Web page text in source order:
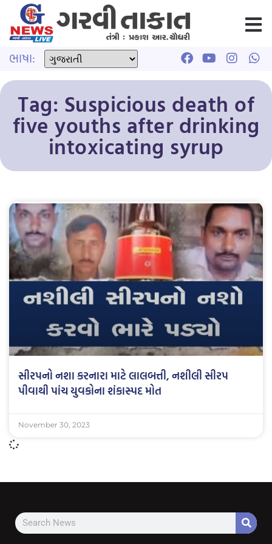
ભાષા:
Tag: Suspicious death of
five youths after drinking
intoxicating syrup
સીરપનો નશા કરનારા માટે લાલબત્તી, નશીલી સીરપ
પીવાથી પાંચ યુવકોના શંકાસ્પદ મોત
November 30, 2023